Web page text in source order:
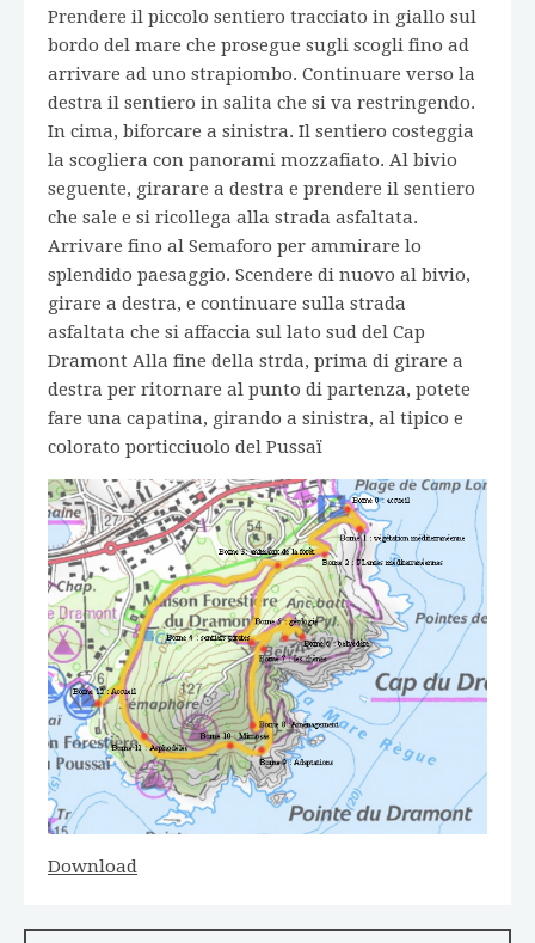
Prendere il piccolo sentiero tracciato in giallo sul
bordo del mare che prosegue sugli scogli fino ad
arrivare ad uno strapiombo. Continuare verso la
destra il sentiero in salita che si va restringendo.
In cima, biforcare a sinistra. Il sentiero costeggia
la scogliera con panorami mozzafiato. Al bivio
seguente, girarare a destra e prendere il sentiero
che sale e si ricollega alla strada asfaltata.
Arrivare fino al Semaforo per ammirare lo
splendido paesaggio. Scendere di nuovo al bivio,
girare a destra, e continuare sulla strada
asfaltata che si affaccia sul lato sud del Cap
Dramont Alla fine della strda, prima di girare a
destra per ritornare al punto di partenza, potete
fare una capatina, girando a sinistra, al tipico e
colorato porticciuolo del Pussaï
Download